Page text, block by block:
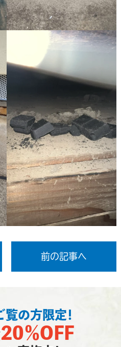
前の記事へ
覧の方限定！
20％OFF